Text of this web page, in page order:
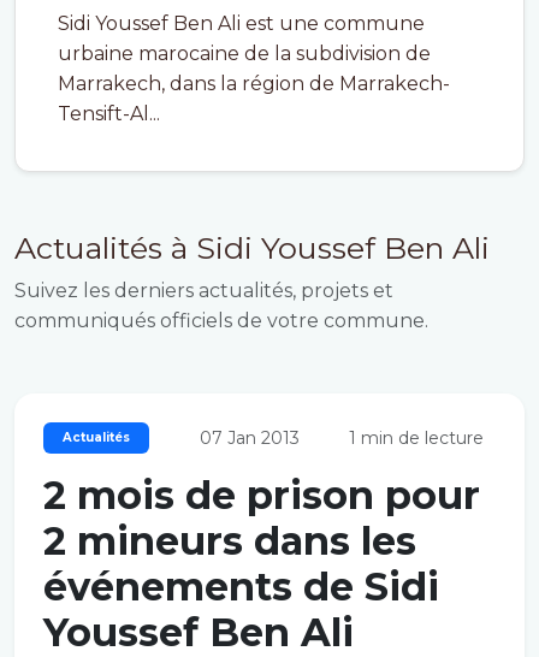
Sidi Youssef Ben Ali est une commune
urbaine marocaine de la subdivision de
Marrakech, dans la région de Marrakech-
Tensift-Al...
Actualités à Sidi Youssef Ben Ali
Suivez les derniers actualités, projets et
communiqués officiels de votre commune.
Actualités 07 Jan 2013 1 min de lecture
2 mois de prison pour
2 mineurs dans les
événements de Sidi
Youssef Ben Ali